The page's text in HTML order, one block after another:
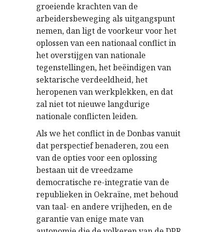
groeiende krachten van de
arbeidersbeweging als uitgangspunt
nemen, dan ligt de voorkeur voor het
oplossen van een nationaal conflict in
het overstijgen van nationale
tegenstellingen, het beëindigen van
sektarische verdeeldheid, het
heropenen van werkplekken, en dat
zal niet tot nieuwe langdurige
nationale conflicten leiden.
Als we het conflict in de Donbas vanuit
dat perspectief benaderen, zou een
van de opties voor een oplossing
bestaan ​​uit de vreedzame
democratische re-integratie van de
republieken in Oekraïne, met behoud
van taal- en andere vrijheden, en de
garantie van enige mate van